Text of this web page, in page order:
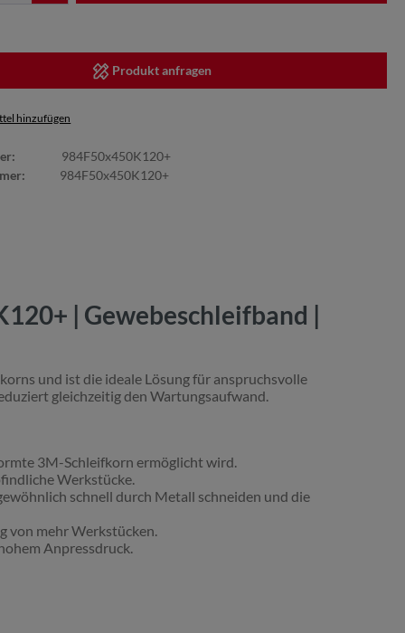
Produkt anfragen
hinzufügen
984F50x450K120+
984F50x450K120+
| Gewebeschleifband |
und ist die ideale Lösung für anspruchsvolle
gleichzeitig den Wartungsaufwand.
3M-Schleifkorn ermöglicht wird.
Werkstücke.
schnell durch Metall schneiden und die
von mehr Werkstücken.
Anpressdruck.